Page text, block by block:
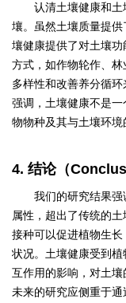
认清土壤健康和
壤。虽然土壤质量提
壤健康提供了对土壤
方式，如作物轮作、
多样性和改善养分循
强调，土壤健康不是
物物种及其与土壤环境
4. 结论（
我们的研究结果
属性，超出了传统的
接种可以促进植物生
状况。土壤健康受到
互作用的影响，对土壤
未来的研究应侧重于